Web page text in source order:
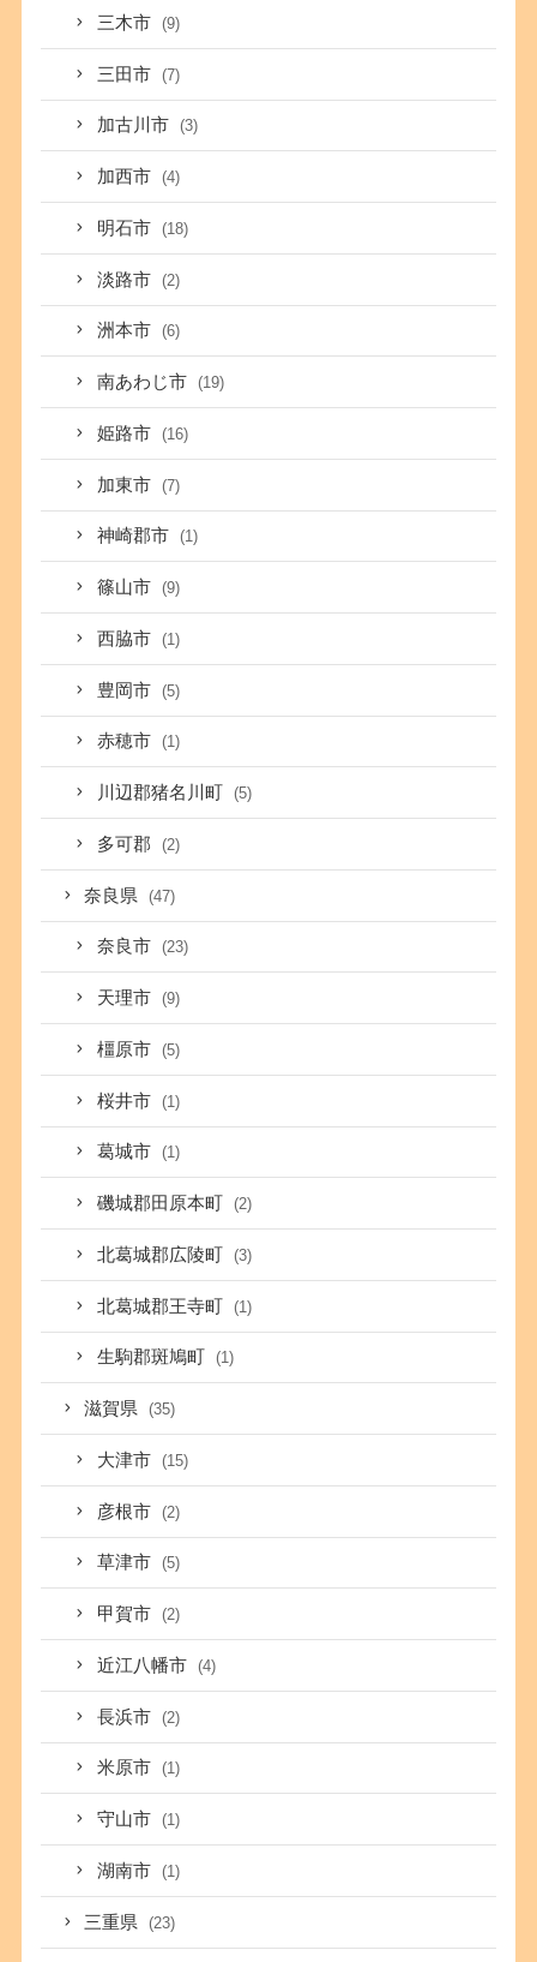
三木市 (9)
三田市 (7)
加古川市 (3)
加西市 (4)
明石市 (18)
淡路市 (2)
洲本市 (6)
南あわじ市 (19)
姫路市 (16)
加東市 (7)
神崎郡市 (1)
篠山市 (9)
西脇市 (1)
豊岡市 (5)
赤穂市 (1)
川辺郡猪名川町 (5)
多可郡 (2)
奈良県 (47)
奈良市 (23)
天理市 (9)
橿原市 (5)
桜井市 (1)
葛城市 (1)
磯城郡田原本町 (2)
北葛城郡広陵町 (3)
北葛城郡王寺町 (1)
生駒郡斑鳩町 (1)
滋賀県 (35)
大津市 (15)
彦根市 (2)
草津市 (5)
甲賀市 (2)
近江八幡市 (4)
長浜市 (2)
米原市 (1)
守山市 (1)
湖南市 (1)
三重県 (23)